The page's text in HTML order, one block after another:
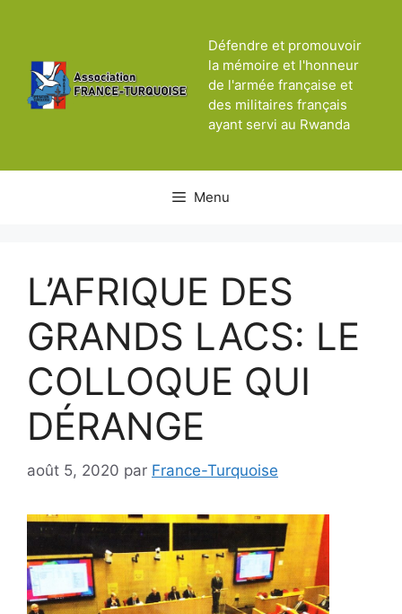
Défendre et promouvoir
la mémoire et l'honneur
de l'armée française et
des militaires français
ayant servi au Rwanda
Menu
L’AFRIQUE DES
GRANDS LACS: LE
COLLOQUE QUI
DÉRANGE
août 5, 2020 par France-Turquoise